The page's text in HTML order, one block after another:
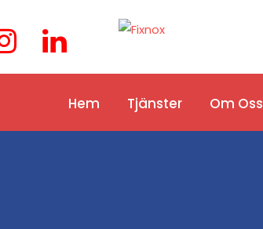
Hem Tjänster Om Oss